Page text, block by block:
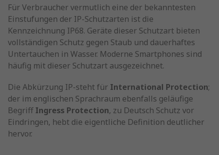
Für Verbraucher vermutlich eine der bekanntesten
Einstufungen der IP-Schutzarten ist die
Kennzeichnung IP68. Geräte dieser Schutzart bieten
vollständigen Schutz gegen Staub und dauerhaftes
Untertauchen in Wasser. Moderne Smartphones sind
häufig mit dieser Schutzart ausgezeichnet.
Die Abkürzung IP-steht für International Protection;
der im englischen Sprachraum ebenfalls geläufige
BegriffIngress Protection, zu Deutsch Schutz vor
Eindringen, hebt die eigentliche Definition deutlicher
hervor.